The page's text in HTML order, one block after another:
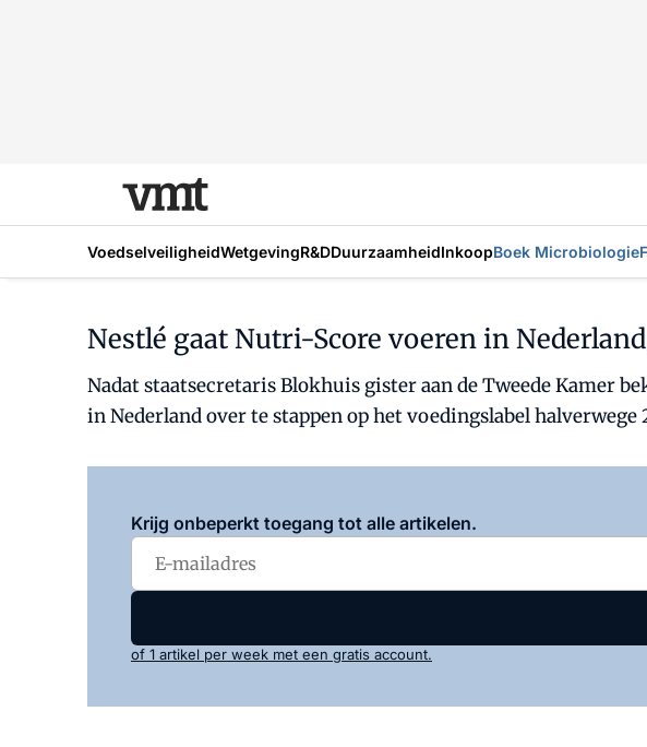
VoedselveiligheidWetgevingR&DDuurzaamheidInkoopBoek Microbiologie
Nestlé gaat Nutri-Score voeren in
Nadat staatsecretaris Blokhuis gister aan de Tweede Kamer
in Nederland over te stappen op het voedingslabel halverwege
Krijg onbeperkt toegang tot alle artikelen.
of 1 artikel per week met een gratis account.